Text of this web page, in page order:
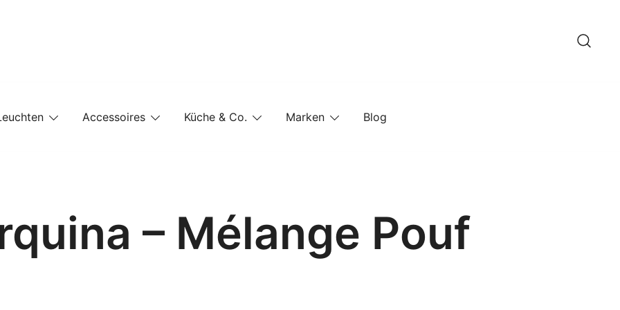
Accessoires Küche & Co. Marken Blog
– Mélange Pouf